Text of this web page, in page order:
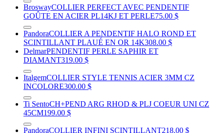
BroswayCOLLIER PERFECT AVEC PENDENTIF
GOÛTE EN ACIER PL14KJ ET PERLE75.00 $
PandoraCOLLIER A PENDENTIF HALO ROND ET
SCINTILLANT PLAUÉ EN OR 14K308.00 $
DelmarPENDENTIF PERLE SAPHIR ET
DIAMANT319.00 $
ItalgemCOLLIER STYLE TENNIS ACIER 3MM CZ
INCOLORE300.00 $
Ti SentoCH+PEND ARG RHOD & PLJ COEUR UNI CZ
45CM199.00 $
PandoraCOLLIER INFINI SCINTILLANT218.00 $